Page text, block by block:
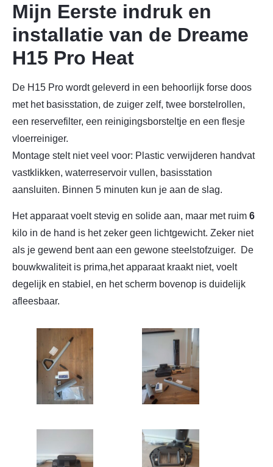
Mijn Eerste indruk en
installatie van de Dreame
H15 Pro Heat
De H15 Pro wordt geleverd in een behoorlijk forse doos
met het basisstation, de zuiger zelf, twee borstelrollen,
een reservefilter, een reinigingsborsteltje en een flesje
vloerreiniger.
Montage stelt niet veel voor: Plastic verwijderen handvat
vastklikken, waterreservoir vullen, basisstation
aansluiten. Binnen 5 minuten kun je aan de slag.
Het apparaat voelt stevig en solide aan, maar met ruim 6
kilo in de hand is het zeker geen lichtgewicht. Zeker niet
als je gewend bent aan een gewone steelstofzuiger. De
bouwkwaliteit is prima,het apparaat kraakt niet, voelt
degelijk en stabiel, en het scherm bovenop is duidelijk
afleesbaar.